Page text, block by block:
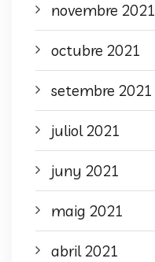
novembre 2021
octubre 2021
setembre 2021
juliol 2021
juny 2021
maig 2021
abril 2021